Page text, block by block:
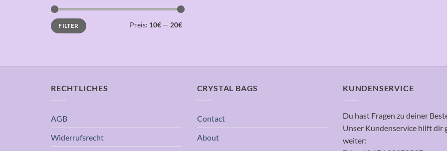
Min.
Preis
Max.
PreisFILTER Preis: 10€— 20€
RECHTLICHES
AGB
Widerrufsrecht
CRYSTAL BAGS
Contact
About
KUNDENSERVICE
Du hast Fragen zu deiner
Unser Kundenservice hilft dir
weiter: